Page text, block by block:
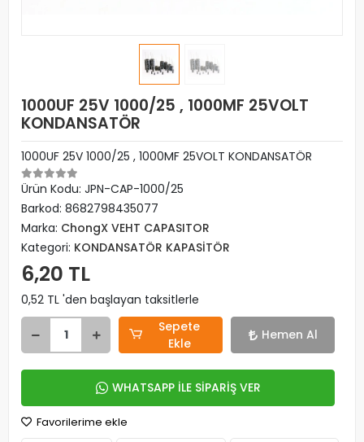
1000UF 25V 1000/25 , 1000MF 25VOLT
KONDANSATÖR
1000UF 25V 1000/25 , 1000MF 25VOLT KONDANSATÖR
Ürün Kodu: JPN-CAP-1000/25
Barkod: 8682798435077
Marka: ChongX VEHT CAPASITOR
Kategori: KONDANSATÖR KAPASİTÖR
6,20 TL
0,52 TL 'den başlayan taksitlerle
Sepete
Ekle
Hemen Al
WHATSAPP İLE SİPARİŞ VER
Favorilerime ekle